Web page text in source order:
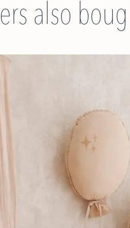
also